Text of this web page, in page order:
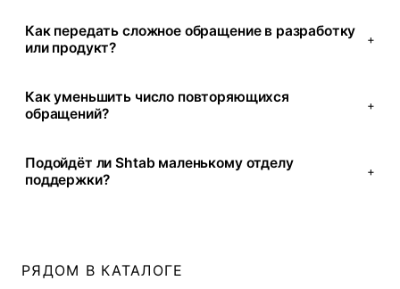
Как передать сложное обращение в разработку
или продукт?
+
Как уменьшить число повторяющихся
обращений?
+
Подойдёт ли Shtab маленькому отделу
поддержки?
+
РЯДОМ В КАТАЛОГЕ